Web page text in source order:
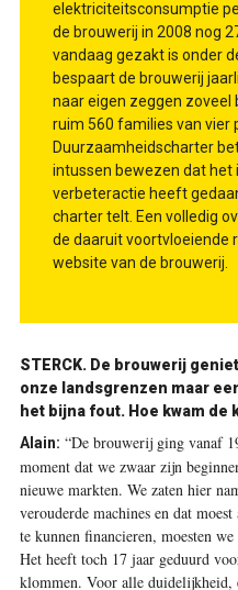
elektriciteitsconsumptie
de brouwerij in 2008 nog
vandaag gezakt is onder
bespaart de brouwerij
naar eigen zeggen zoveel
ruim 560 families van vier
Duurzaamheidscharter
intussen bewezen dat het
verbeteractie heeft
charter telt. Een volledig
de daaruit voortvloeiende
website van de brouwerij.
STERCK. De brouwerij
onze landsgrenzen maar
het bijna fout. Hoe kwam
Alain: “De brouwerij ging vanaf
moment dat we zwaar zijn
nieuwe markten. We zaten hier
verouderde machines en dat
te kunnen financieren, moesten
Het heeft toch 17 jaar geduurd
klommen. Voor alle duidelijkheid,